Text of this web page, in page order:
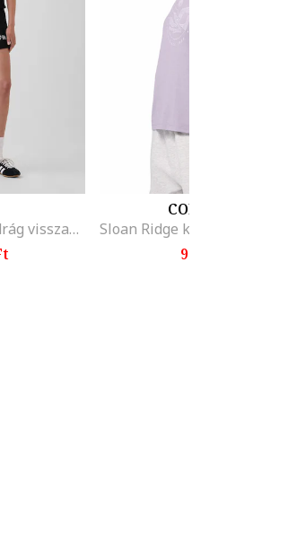
Bő fazonú rövidnadrág visszahajtott szárvégekkel, Fekete,
COLUMBIA
9.999 Ft